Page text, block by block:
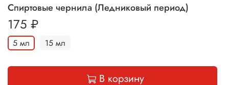
Спиртовые чернила (Ледниковый период)
175 ₽
5 мл 15 мл
В корзину